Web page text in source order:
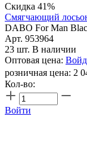
Скидка 41%
Смягчающий
DABO For Man
Арт. 953964
23 шт. В наличии
Оптовая цена:
розничная цена: 2
Кол-во:
Войти